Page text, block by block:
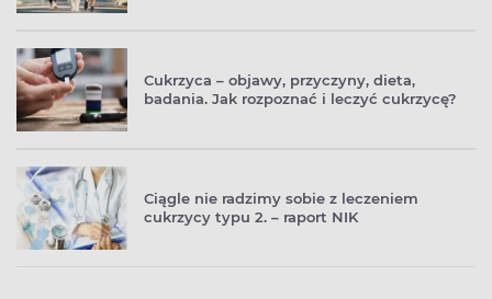
Cukrzyca – objawy, przyczyny, dieta,
badania. Jak rozpoznać i leczyć cukrzycę?
Ciągle nie radzimy sobie z leczeniem
cukrzycy typu 2. – raport NIK